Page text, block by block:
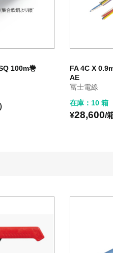
100m巻
FA 4C X
AE
冨士電線
在庫：10 箱
¥28,600/